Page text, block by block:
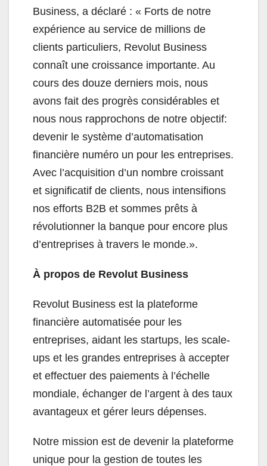
Business, a déclaré : « Forts de notre
expérience au service de millions de
clients particuliers, Revolut Business
connaît une croissance importante. Au
cours des douze derniers mois, nous
avons fait des progrès considérables et
nous nous rapprochons de notre objectif:
devenir le système d’automatisation
financière numéro un pour les entreprises.
Avec l’acquisition d’un nombre croissant
et significatif de clients, nous intensifions
nos efforts B2B et sommes prêts à
révolutionner la banque pour encore plus
d’entreprises à travers le monde.».
À propos de Revolut Business
Revolut Business est la plateforme
financière automatisée pour les
entreprises, aidant les startups, les scale-
ups et les grandes entreprises à accepter
et effectuer des paiements à l’échelle
mondiale, échanger de l’argent à des taux
avantageux et gérer leurs dépenses.
Notre mission est de devenir la plateforme
unique pour la gestion de toutes les